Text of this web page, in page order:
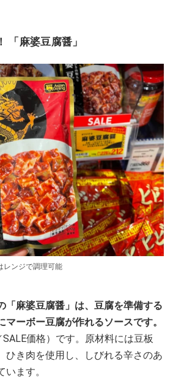
「麻婆豆腐醤」
レンジで調理可能
「麻婆豆腐醤」は、豆腐を準備する
マーボー豆腐が作れるソースです。
価格）です。原材料には豆板
ひき肉を使用し、しびれる辛さのあ
ます。